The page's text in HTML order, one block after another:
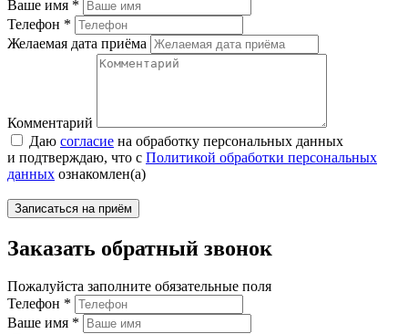
Ваше имя *
Телефон *
Желаемая дата приёма
Комментарий
Даю согласие на обработку персональных данных
и подтверждаю, что с Политикой обработки персональных
данных ознакомлен(а)
Заказать обратный звонок
Пожалуйста заполните обязательные поля
Телефон *
Ваше имя *